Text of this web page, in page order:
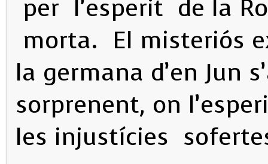
per l’esperit de la
morta. El misteriós
la germana d’en Jun
sorprenent, on
les injustícies